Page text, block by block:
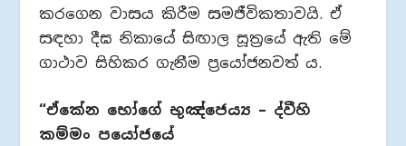
කරගෙන වාසය කිරීම සමජීවිකතාවයි. ඒ
සඳහා දීඝ නිකායේ සිඟාල සූත්‍රයේ ඇති මේ
ගාථාව සිහිකර ගැනීම ප්‍රයෝජනවත් ය.
“ඒකේන භෝගේ භුඤ්ජෙය්‍ය – ද්වීහි
කම්මං පයෝජයේ